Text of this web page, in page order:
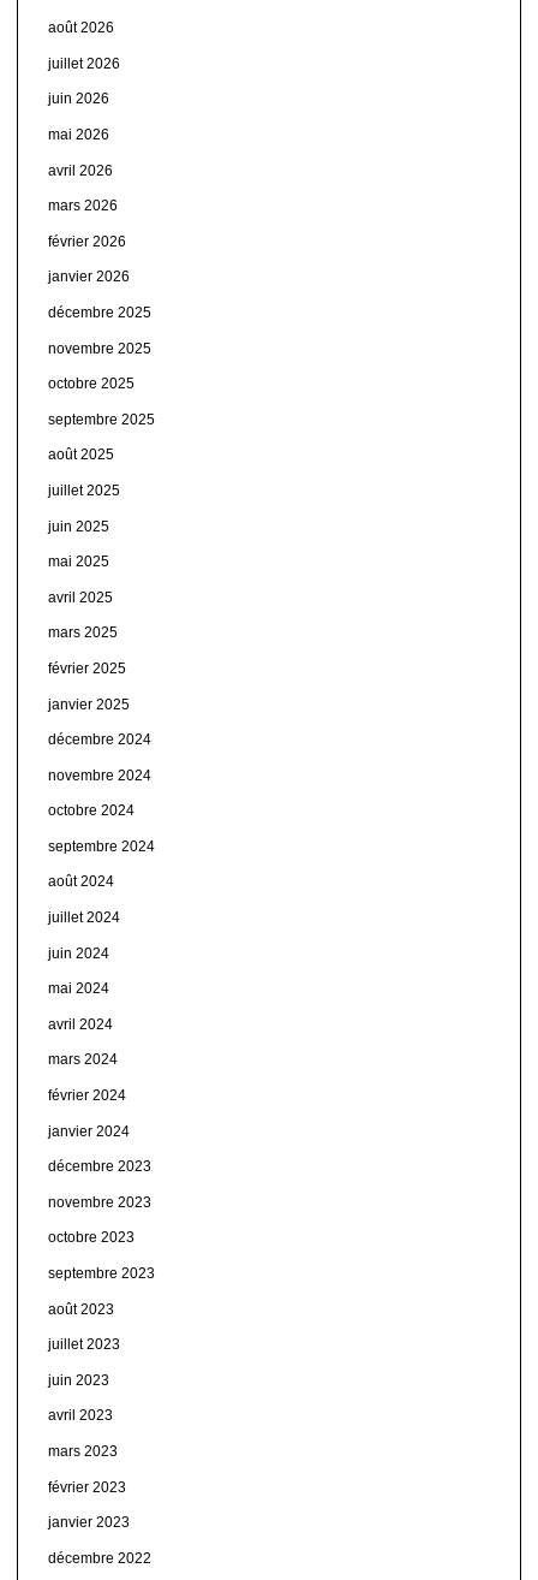
août 2026
juillet 2026
juin 2026
mai 2026
avril 2026
mars 2026
février 2026
janvier 2026
décembre 2025
novembre 2025
octobre 2025
septembre 2025
août 2025
juillet 2025
juin 2025
mai 2025
avril 2025
mars 2025
février 2025
janvier 2025
décembre 2024
novembre 2024
octobre 2024
septembre 2024
août 2024
juillet 2024
juin 2024
mai 2024
avril 2024
mars 2024
février 2024
janvier 2024
décembre 2023
novembre 2023
octobre 2023
septembre 2023
août 2023
juillet 2023
juin 2023
avril 2023
mars 2023
février 2023
janvier 2023
décembre 2022